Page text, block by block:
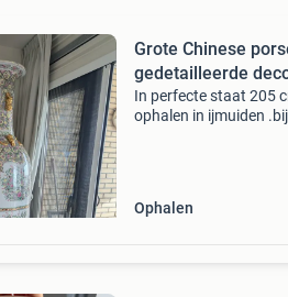
Grote Chinese
gedetailleerde
In perfecte staat 205
ophalen in ijmuiden
Ophalen